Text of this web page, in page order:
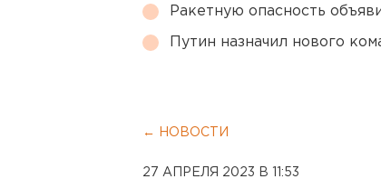
Ракетную опасность
Путин назначил нового
← НОВОСТИ
27 АПРЕЛЯ 2023 В 11:53